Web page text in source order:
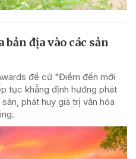
địa vào các sản
đề cử "Điểm đến mới
tục khẳng định hướng phát
phát huy giá trị văn hóa